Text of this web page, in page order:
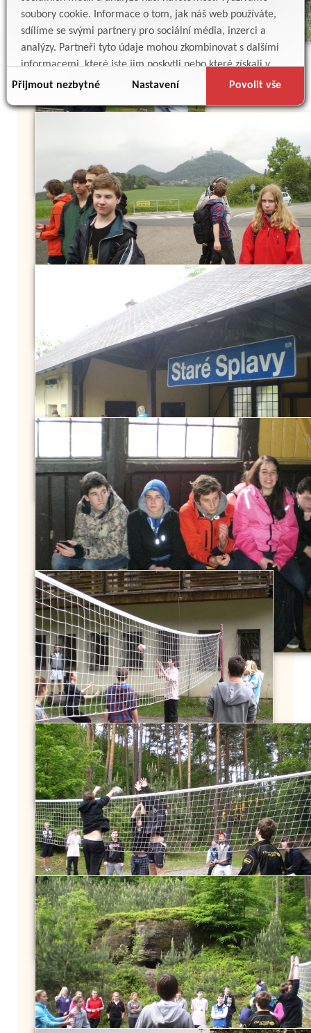
soubory cookie. Informace o tom, jak náš web používáte,
sdílíme se svými partnery pro sociální média, inzerci a
analýzy. Partneři tyto údaje mohou zkombinovat s dalšími
informacemi, které jste jim poskytli nebo které získali v
důsledku toho, že používáte jejich služby.
Přijmout nezbytné Nastavení Povolit vše